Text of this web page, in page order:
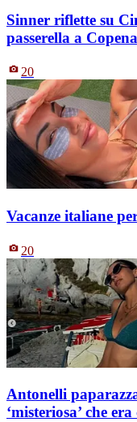
Sinner riflette su
passerella a
20
Vacanze italiane
20
Antonelli
‘misteriosa’ che